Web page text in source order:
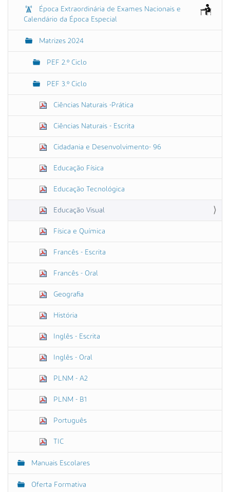
Época Extraordinária de Exames Nacionais e
Calendário da Época Especial
Matrizes 2024
PEF 2.º Ciclo
PEF 3.º Ciclo
Ciências Naturais -Prática
Ciências Naturais - Escrita
Cidadania e Desenvolvimento- 96
Educação Física
Educação Tecnológica
Educação Visual
Física e Química
Francês - Escrita
Francês - Oral
Geografia
História
Inglês - Escrita
Inglês - Oral
PLNM - A2
PLNM - B1
Português
TIC
Manuais Escolares
Oferta Formativa